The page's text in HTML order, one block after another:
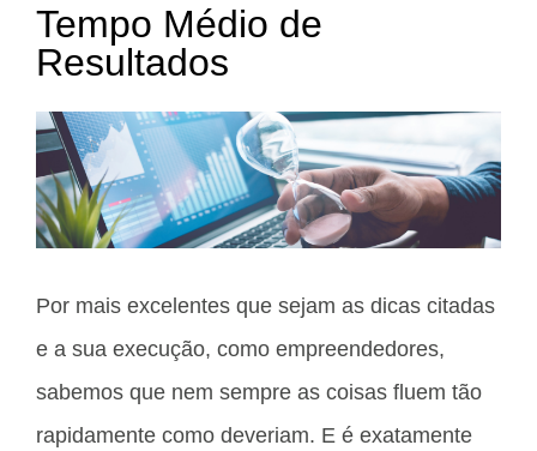
Tempo Médio de
Resultados
Por mais excelentes que sejam as dicas citadas
e a sua execução, como empreendedores,
sabemos que nem sempre as coisas fluem tão
rapidamente como deveriam. E é exatamente